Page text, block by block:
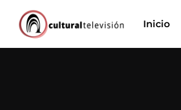
contenido
Inicio